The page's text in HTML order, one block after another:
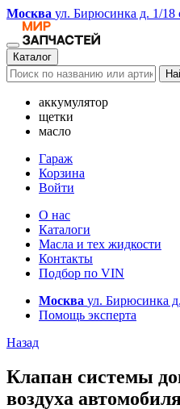
Москва ул. Бирюсинка д. 1/18
Каталог
аккумулятор
щетки
масло
Гараж
Корзина
Войти
О нас
Каталоги
Масла и тех жидкости
Контакты
Подбор по VIN
Москва ул. Бирюсинка
Помощь эксперта
Назад
Клапан системы
воздуха